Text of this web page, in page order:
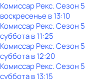
Комиссар Рекс. Сезон 5
воскресенье в13:10
Комиссар Рекс. Сезон 5
субботав11:25
Комиссар Рекс. Сезон 5
субботав12:20
Комиссар Рекс. Сезон 5
субботав13:15